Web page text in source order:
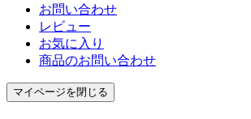
お問い合わせ
レビュー
お気に入り
商品のお問い合わせ
マイページを閉じる